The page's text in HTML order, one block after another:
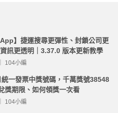
App】捷運搜尋更彈性、封鎖公司更
訊更透明｜3.37.0 版本更新教學
104小編
一發票中獎號碼，千萬獎號38548
獎期限、如何領獎一次看
104小編